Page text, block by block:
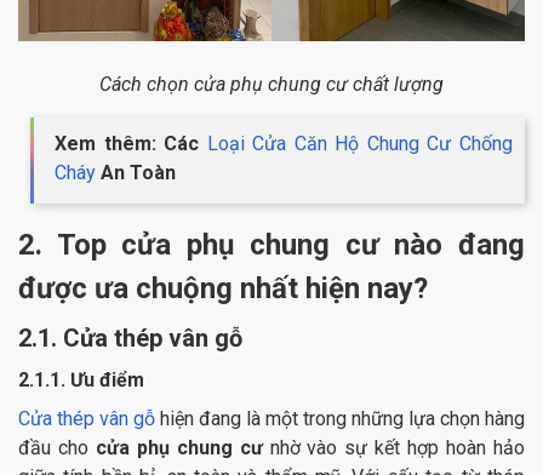
Cách chọn cửa phụ chung cư chất lượng
Xem thêm: Các Loại Cửa Căn Hộ Chung Cư Chống
Cháy An Toàn
2. Top cửa phụ chung cư nào đang
được ưa chuộng nhất hiện nay?
2.1. Cửa thép vân gỗ
2.1.1. Ưu điểm
Cửa thép vân gỗ hiện đang là một trong những lựa chọn hàng
đầu cho cửa phụ chung cưnhờ vào sự kết hợp hoàn hảo